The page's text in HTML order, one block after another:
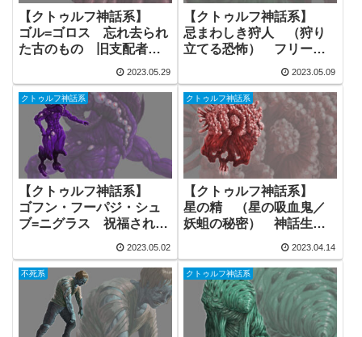
【クトゥルフ神話系】
ゴル=ゴロス 忘れ去られ
た古のもの 旧支配者
2023.05.29
【クトゥルフ神話系】
忌まわしき狩人 （狩り
立てる恐怖） フリー素
2023.05.09
クトゥルフ神話系
【クトゥルフ神話系】
ゴフン・フーパジ・シュ
ブ=ニグラス 祝福されし
もの 神話生物 モンス
ター素材 フリー素材
2023.05.02
クトゥルフ神話系
【クトゥルフ神話系】
星の精 （星の吸血鬼／
妖蛆の秘密） 神話生
2023.04.14
不死系 クトゥルフ神話系